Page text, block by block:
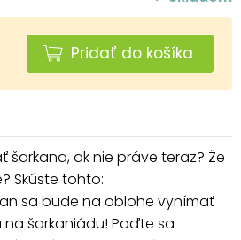
Pridať do košíka
šarkana, ak nie práve teraz? Že
Skúste tohto:
sa bude na oblohe vynímať
šarkaniádu! Poďte sa